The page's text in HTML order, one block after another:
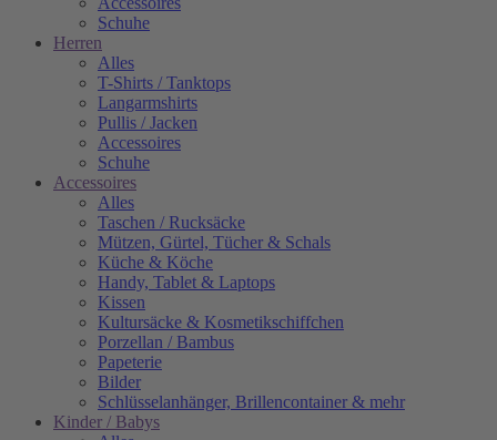
Schuhe
Herren
Alles
T-Shirts / Tanktops
Langarmshirts
Pullis / Jacken
Accessoires
Schuhe
Accessoires
Alles
Taschen / Rucksäcke
Mützen, Gürtel, Tücher & Schals
Küche & Köche
Handy, Tablet & Laptops
Kissen
Kultursäcke & Kosmetikschiffchen
Porzellan / Bambus
Papeterie
Bilder
Schlüsselanhänger, Brillencontainer & mehr
Kinder / Babys